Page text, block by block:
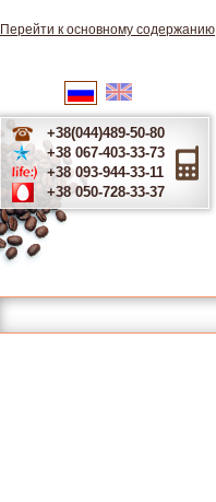
Перейти к основному содержанию
Русский
+38(044)489-50-80
+38 067-403-33-73
+38 093-944-33-11
+38 050-728-33-37